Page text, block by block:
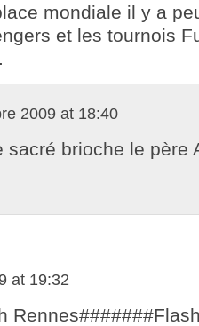
mondiale il y a
et les tournois
2009 at 18:40
sacré brioche le père
at 19:32